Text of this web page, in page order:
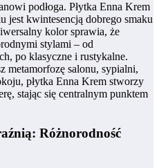
podłoga. Płytka Enna Krem
jest kwintesencją dobrego smaku
kolor sprawia, że
stylami – od
po klasyczne i rustykalne.
metamorfozę salonu, sypialni,
płytka Enna Krem stworzy
stając się centralnym punktem
Różnorodność